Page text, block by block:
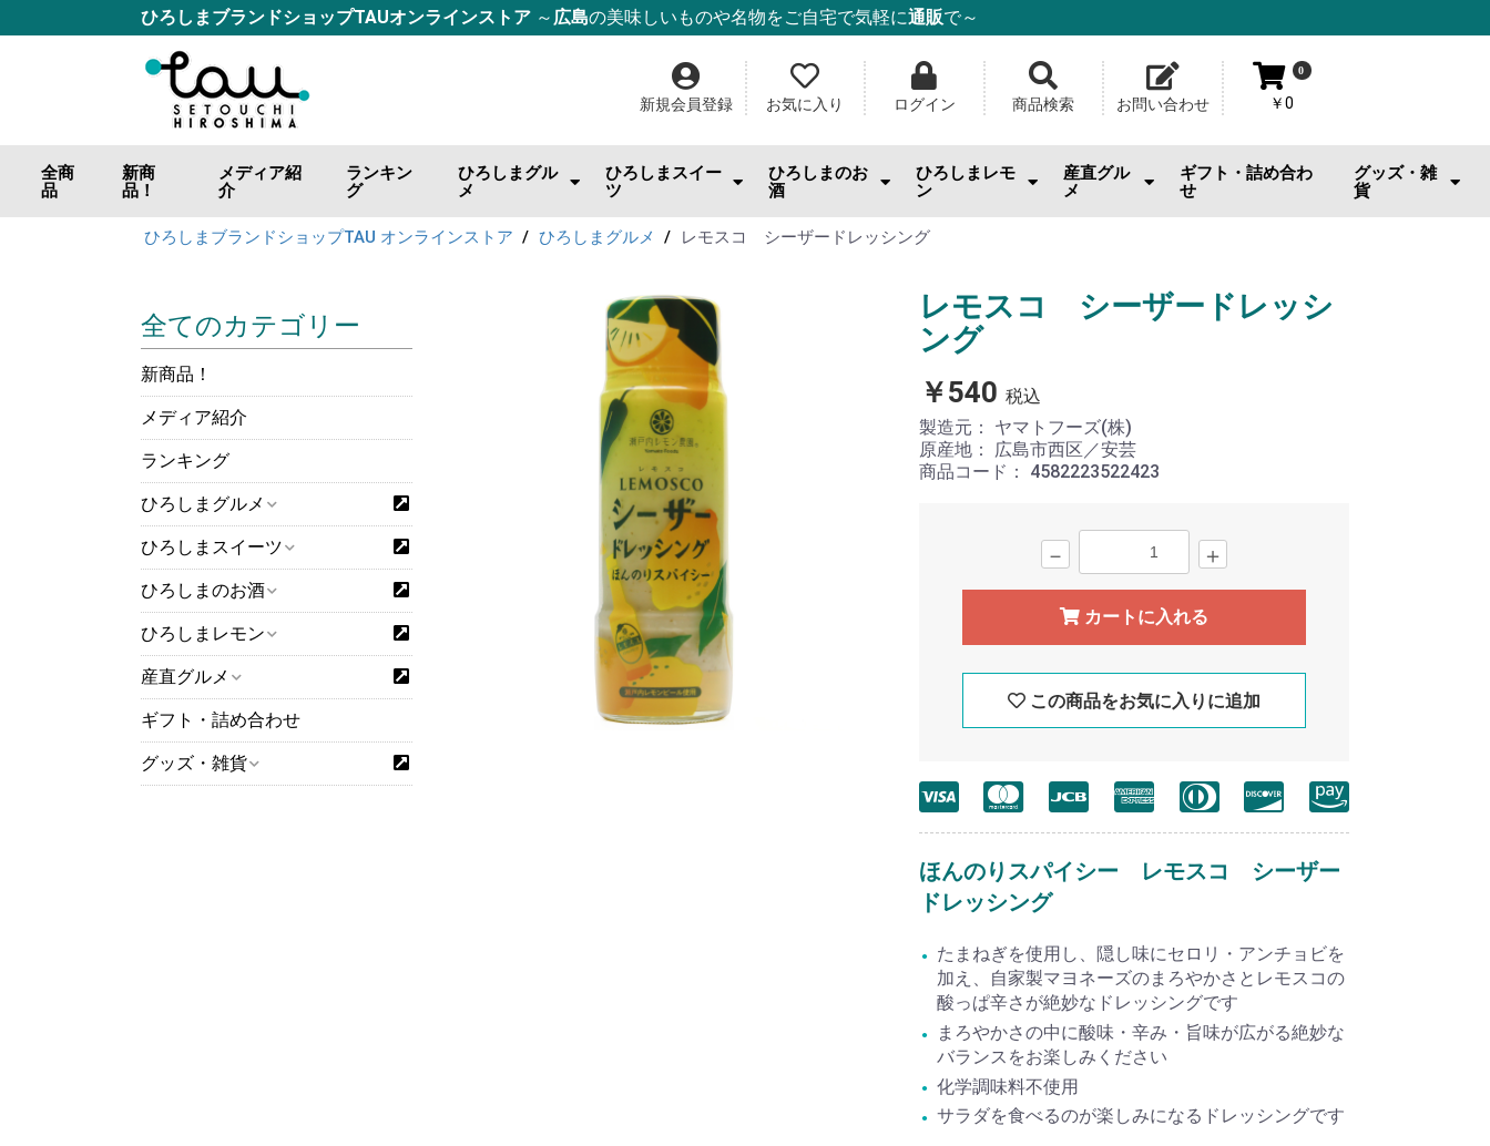
ひろしまブランドショップTAUオンラインストア ～ 広島の美味しいものや名物をご自宅で気軽に通販で～
新規会員登録 お気に入り ログイン 商品検索 お問い合わせ
0
￥0
全商
品
新商
品！
メディア紹
介
ランキン
グ
ひろしまグル
メ
ごはんのお供
おつまみ・おやつ・珍味
調味料
海の幸
山の幸
肉の幸
カレー・麺・ご飯
お好み焼き
ジャム・はちみつ
飲料
ひろしまスイー
ツ
もみじ饅頭
ケーキ
チョコ・焼き菓子
和菓子
ゼリー
スナック・おやつ
その他スイーツ
ひろしまのお
酒
IWC2026「SAKE部門」出品酒
日本酒
ワイン
ウィスキー・スピリッツ
酎ハイ
ビール
果実酒・リキュール
焼酎
ひろしまレモ
ン
ごはんのお供
スイーツ・おやつ
調味料
ジャム
ドリンク・お酒
日用雑貨
産直グル
メ
ギフト・詰め合わ
せ
グッズ・雑
貨
ひろしまブランドショップTAU オンラインストア ひろしまグルメ レモスコ シーザードレッシング
全てのカテゴリー
新商品！
メディア紹介
ランキング
ひろしまグルメ
ひろしまスイーツ
ひろしまのお酒
ひろしまレモン
産直グルメ
ギフト・詰め合わせ
グッズ・雑貨
レモスコ シーザードレッシ
ング
￥540 税込
製造元： ヤマトフーズ(株)
原産地： 広島市西区／安芸
商品コード： 4582223522423
－ ＋
カートに入れる
この商品をお気に入りに追加
ほんのりスパイシー レモスコ シーザー
ドレッシング
たまねぎを使用し、隠し味にセロリ・アンチョビを
加え、自家製マヨネーズのまろやかさとレモスコの
酸っぱ辛さが絶妙なドレッシングです
まろやかさの中に酸味・辛み・旨味が広がる絶妙な
バランスをお楽しみください
化学調味料不使用
サラダを食べるのが楽しみになるドレッシングです